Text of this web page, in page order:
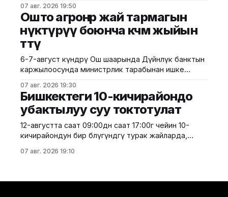
текшерүү жүргүздү. Бул тууралуу Курулуш
министрлигинин басма сөз кызматы билдирди.
Маалыматка ылайык, текшерүү Байзаков көчөсү, 46
дарегинде курулуп жаткан объектте өткөрүлүп,
техникалык талаптардын бузулганы аныкталды.
Белгиленгендей, курулуш иштери бекитилген
долбоордук документациядан четтөө менен
жүргүзүлгөн. Ошондой эле
07 авг. 2026 19:50
Ошто агроөнөр жай тармагын
өнүктүрүү боюнча көчмө жыйын
өттү
6-7-август күндөрү Ош шаарында Дүйнөлүк банктын
каржылоосунда министрлик тарабынан ишке
шаарынын аймактык экономикалык өнүгүүсү"
долбоорунун алкагында Өндүрүмдүү өнөктөштүк
комитетинин көчмө жыйыны өттү. Бул тууралуу Айыл
министрдин орун басары Мирбек Дүйшеев жана
Комитеттин мүчөлөрү катышты. Көчмө жыйындын
07 авг. 2026 19:30
Бишкектеги 10-кичирайондо
убактылуу суу токтотулат
12-августта саат 09:00дөн саат 17:00гө чейин 10-
кичирайондун бир бөлүгүндөгү турак жайларда,
мекемелеринде, саламаттыкты сактоо
07 авг. 2026 19:10